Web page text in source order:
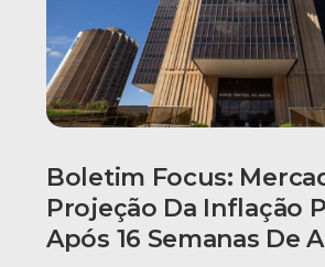
Boletim Focus:
Projeção Da Inflação
Após 16 Semanas De